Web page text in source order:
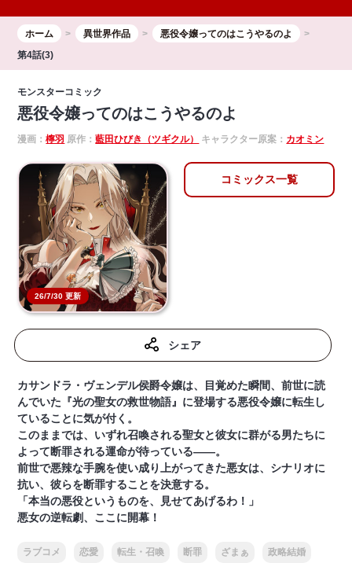
ホーム 異世界作品
悪役令嬢ってのはこうやるのよ
第4話(3)
モンスターコミック
悪役令嬢ってのはこうやるのよ
漫画：檸羽 原作：藍田ひびき（ツギクル） キャラクター原案： カオミン
26/7/30 更新
コミックス一覧
シェア
カサンドラ・ヴェンデル侯爵令嬢は、目覚めた瞬間、前世に読
んでいた『光の聖女の救世物語』に登場する悪役令嬢に転生し
ていることに気が付く。
このままでは、いずれ召喚される聖女と彼女に群がる男たちに
よって断罪される運命が待っている――。
前世で悪辣な手腕を使い成り上がってきた悪女は、シナリオに
抗い、彼らを断罪することを決意する。
「本当の悪役というものを、見せてあげるわ！」
悪女の逆転劇、ここに開幕！
ラブコメ 恋愛 転生・召喚 断罪 ざまぁ 政略結婚